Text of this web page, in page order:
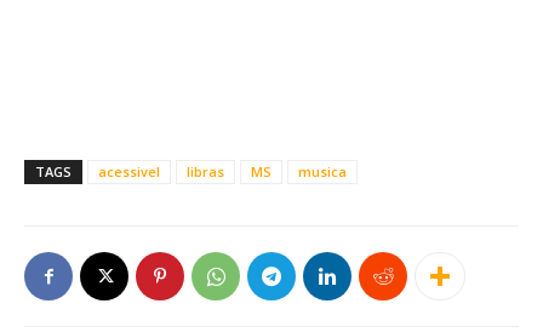
TAGS acessivel libras MS musica